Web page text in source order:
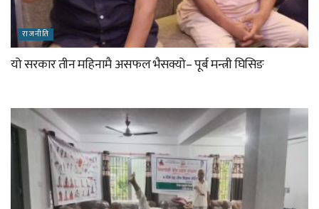
राजनीति
यो सरकार तीन महिनामै असफल भैसक्यो– पूर्ब मन्त्री घिसिङ